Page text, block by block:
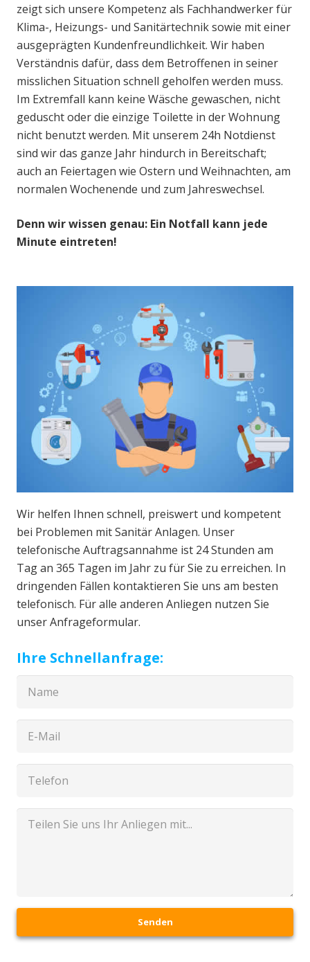
zeigt sich unsere Kompetenz als Fachhandwerker für
Klima-, Heizungs- und Sanitärtechnik sowie mit einer
ausgeprägten Kundenfreundlichkeit. Wir haben
Verständnis dafür, dass dem Betroffenen in seiner
misslichen Situation schnell geholfen werden muss.
Im Extremfall kann keine Wäsche gewaschen, nicht
geduscht oder die einzige Toilette in der Wohnung
nicht benutzt werden. Mit unserem 24h Notdienst
sind wir das ganze Jahr hindurch in Bereitschaft;
auch an Feiertagen wie Ostern und Weihnachten, am
normalen Wochenende und zum Jahreswechsel.
Denn wir wissen genau: Ein Notfall kann jede
Minute eintreten!
Wir helfen Ihnen schnell, preiswert und kompetent
bei Problemen mit Sanitär Anlagen. Unser
telefonische Auftragsannahme ist 24 Stunden am
Tag an 365 Tagen im Jahr zu für Sie zu erreichen. In
dringenden Fällen kontaktieren Sie uns am besten
telefonisch. Für alle anderen Anliegen nutzen Sie
unser Anfrageformular.
Ihre Schnellanfrage:
Senden